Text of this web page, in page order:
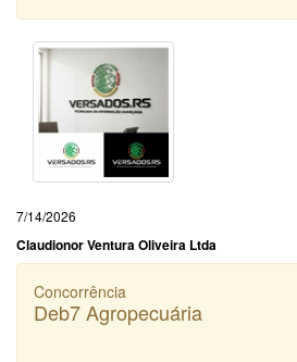
7/14/2026
Claudionor Ventura Oliveira Ltda
Concorrência
Deb7 Agropecuária